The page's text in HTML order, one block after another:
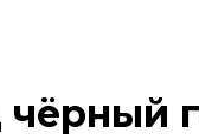
чёрный